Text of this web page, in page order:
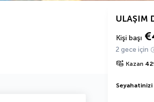
ULAŞIM
Kişi başı
2 gece için
Kazan
Seyahatinizi